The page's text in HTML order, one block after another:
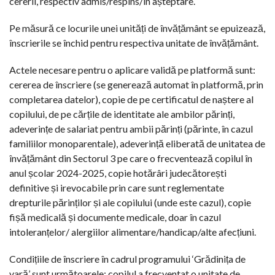
Pe măsură ce locurile unei unități de învățământ se epuizează,
înscrierile se închid pentru respectiva unitate de învățământ.
Actele necesare pentru o aplicare validă pe platformă sunt:
cererea de înscriere (se generează automat în platformă, prin
completarea datelor), copie de pe certificatul de naștere al
copilului, de pe cărțile de identitate ale ambilor părinți,
adeverințe de salariat pentru ambii părinți (părinte, în cazul
familiilor monoparentale), adeverință eliberată de unitatea de
învățământ din Sectorul 3 pe care o frecventează copilul în
anul școlar 2024-2025, copie hotărâri judecătorești
definitive și irevocabile prin care sunt reglementate
drepturile părinților și ale copilului (unde este cazul), copie
fișă medicală și documente medicale, doar în cazul
intoleranțelor/ alergiilor alimentare/handicap/alte afecțiuni.
Condițiile de înscriere în cadrul programului ‘Grădinița de